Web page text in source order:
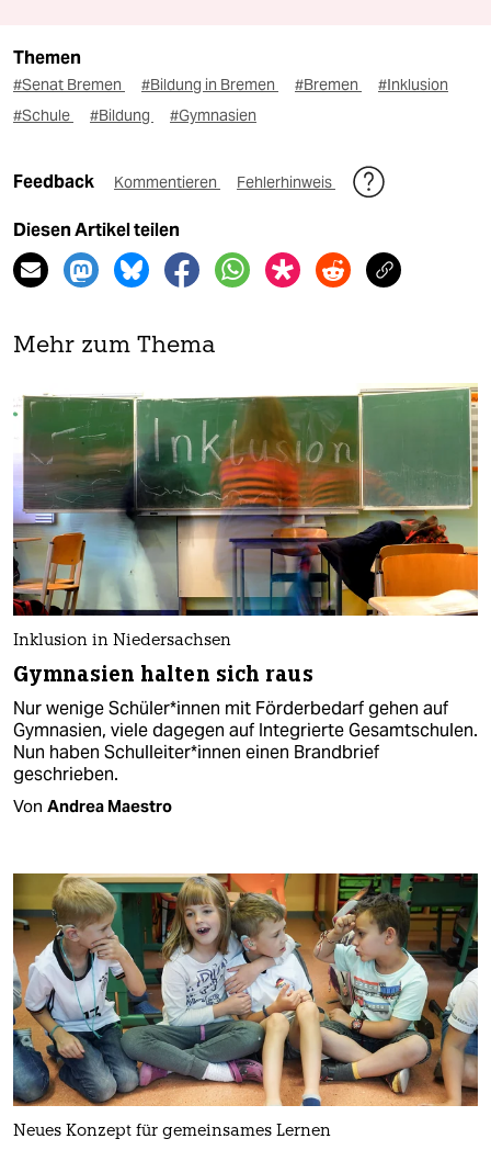
Themen
#Senat Bremen #Bildung in Bremen #Bremen
#Inklusion
#Schule
#Bildung #Gymnasien
Feedback Kommentieren Fehlerhinweis
Diesen Artikel teilen
Mehr zum Thema
Inklusion in Niedersachsen
Gymnasien halten sich raus
Nur wenige Schüler*innen mit Förderbedarf gehen auf
Gymnasien, viele dagegen auf Integrierte Gesamtschulen.
Nun haben Schulleiter*innen einen Brandbrief
geschrieben.
Von Andrea Maestro
Neues Konzept für gemeinsames Lernen